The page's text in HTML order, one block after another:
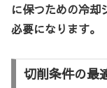
に保つための冷却
必要になります。
切削条件の最